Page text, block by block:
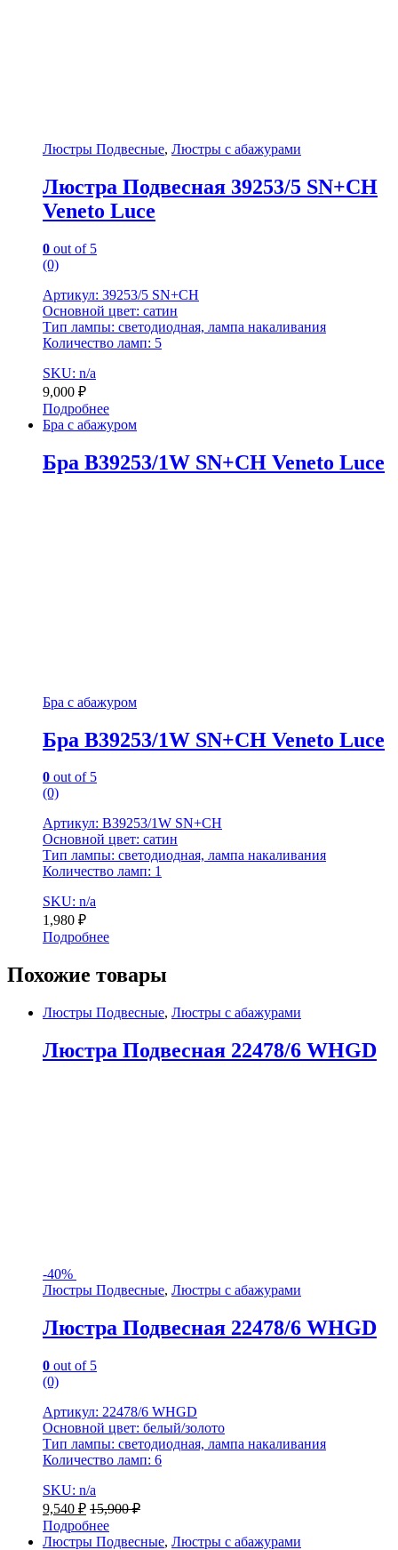
Люстры Подвесные, Люстры с абажурами
Люстра Подвесная 39253/5 SN+CH
Veneto Luce
0 out of 5
(0)
Артикул: 39253/5 SN+CH
Основной цвет: сатин
Тип лампы: светодиодная, лампа накаливания
Количество ламп: 5
SKU: n/a
9,000 ₽
Подробнее
Бра с абажуром
Бра B39253/1W SN+CH Veneto Luce
Бра с абажуром
Бра B39253/1W SN+CH Veneto Luce
0 out of 5
(0)
Артикул: B39253/1W SN+CH
Основной цвет: сатин
Тип лампы: светодиодная, лампа накаливания
Количество ламп: 1
SKU: n/a
1,980 ₽
Подробнее
Похожие товары
Люстры Подвесные, Люстры с абажурами
Люстра Подвесная 22478/6 WHGD
-40%
Люстры Подвесные, Люстры с абажурами
Люстра Подвесная 22478/6 WHGD
0 out of 5
(0)
Артикул: 22478/6 WHGD
Основной цвет: белый/золото
Тип лампы: светодиодная, лампа накаливания
Количество ламп: 6
SKU: n/a
9,540 ₽ 15,900₽
Подробнее
Люстры Подвесные, Люстры с абажурами